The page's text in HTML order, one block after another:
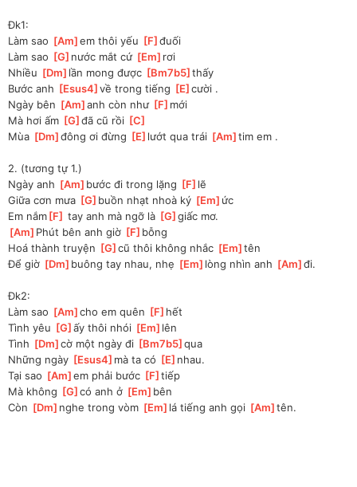
Đk1:
Làm sao [Am ]
em thôi yếu [F ]
đuối
Làm sao [G ]nước mắt cứ [Em ]rơi
Nhiều [Dm ]lần mong được [Bm7b5 ]thấy
Bước anh [Esus4 ]
về trong tiếng [E ]
cười .
Ngày bên [Am ]
anh còn như [F ]mới
Mà hơi ấm [G ]
đã cũ rồi [C
Mùa [Dm ]
đông ơi đừng [E ]lướt qua trái [Am ]tim em .
2. (tương tự 1.)
Ngày anh [Am ]bước đi trong lặng [F ]lẽ
Giữa cơn mưa [G ]buồn nhạt nhoà ký [Em ]ức
Em nắm[F ] tay anh mà ngỡ là [G ]
giấc mơ.
[Am ]Phút bên anh giờ [F ]bỗng
Hoá thành truyện [G ]
cũ thôi không nhắc [Em ]tên
Để giờ [Dm ]buông tay nhau, nhẹ [Em ]lòng nhìn anh [Am ]
đi.
Đk2:
Làm sao [Am ]
cho em quên [F ]hết
Tình yêu [G ]
ấy thôi nhói [Em ]lên
Tình [Dm ]
cờ một ngày đi [Bm7b5 ]
qua
Những ngày [Esus4 ]mà ta có [E ]nhau.
Tại sao [Am ]
em phải bước [F ]tiếp
Mà không [G ]
có anh ở [Em ]bên
Còn [Dm ]nghe trong vòm [Em ]lá tiếng anh gọi [Am ]tên.